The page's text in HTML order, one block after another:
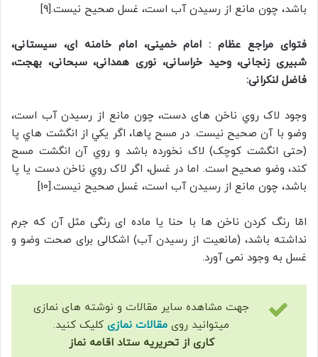
باشد، چون مانع از رسيدن آب است، غسل صحيح نيست.[9]
فتوای مراجع عظام : امام خمینی، امام خامنه ای، سیستانی،
شبیری زنجانی، وحید خراسانی، نوری همدانی، سبحانی، بهجت،
فاضل لنکرانی:
وجود لاک روي ناخن های دست، چون مانع از رسيدن آب است،
وضو با آن صحيح نيست. در مسح پاها، اگر يکي از انگشت هاي پا
(حتی انگشت کوچک) لاک نخورده باشد و روي آن انگشت مسح
کند، وضو صحيح است. اما در غسل، اگر لاک روي ناخن دست يا پا
باشد، چون مانع از رسيدن آب است، غسل صحيح نيست.[10]
امّا رنگ كردن ناخن ها با حنا یا ماده ای رنگی مثل آن كه جرم
نداشته باشد، (مانعیت از رسیدن آب) اشكالی برای صحت وضو و
غسل به وجود نمی آورد.
جهت مشاهده سایر مقالات و نوشته های نمازی
میتوانید روی مقالات نمازی کلیک کنید.
کاری از تحریریه ستاد اقامه نماز